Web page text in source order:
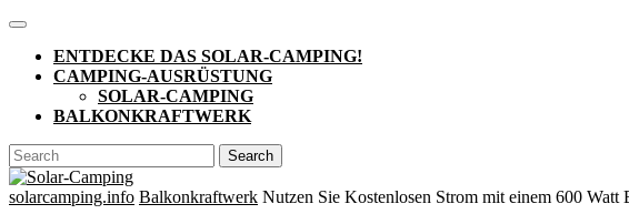
Skip
content
Open
ButtonENTDECKE DAS SOLAR-CAMPING!
CAMPING-AUSRÜSTUNG
SOLAR-CAMPING
BALKONKRAFTWERK
CLOSE
BUTTON
Search
for:
solarcamping.info Balkonkraftwerk Nutzen Sie Kostenlosen Strom mit einem 600